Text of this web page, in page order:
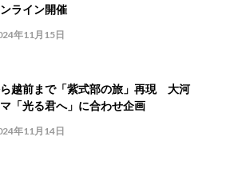
ライン開催
年11月15日
越前まで「紫式部の旅」再現 大河
マ「光る君へ」に合わせ企画
年11月14日